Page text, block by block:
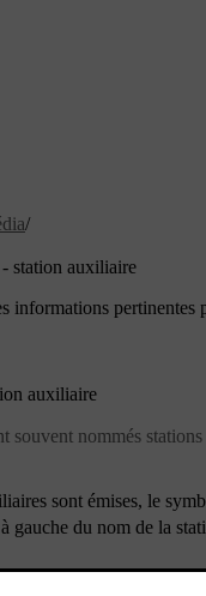
/
station auxiliaire
informations pertinentes
auxiliaire
souvent nommés
sont émises, le
à gauche du nom de la
stations auxiliaires.